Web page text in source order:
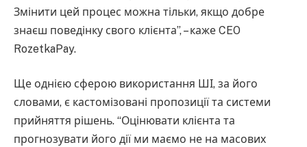
Змінити цей процес можна тільки, якщо добре
знаєш поведінку свого клієнта”, – каже CEO
RozetkaPay.
Ще однією сферою використання ШІ, за його
словами, є кастомізовані пропозиції та системи
прийняття рішень. “Оцінювати клієнта та
прогнозувати його дії ми маємо не на масових